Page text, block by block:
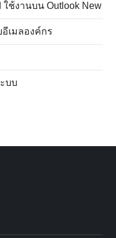
ใช้งานบน Outlook New
เมลองค์กร
บบ